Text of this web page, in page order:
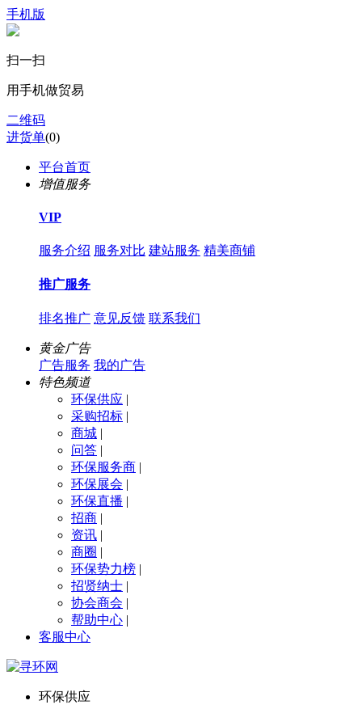
手机版
扫一扫
用手机做贸易
二维码
进货单(0)
平台首页
增值服务
VIP
服务介绍 服务对比 建站服务 精美商铺
推广服务
排名推广 意见反馈 联系我们
黄金广告
广告服务 我的广告
特色频道
环保供应 |
采购招标 |
商城 |
问答 |
环保服务商 |
环保展会 |
环保直播 |
招商 |
资讯 |
商圈 |
环保势力榜 |
招贤纳士 |
协会商会 |
帮助中心 |
客服中心
环保供应